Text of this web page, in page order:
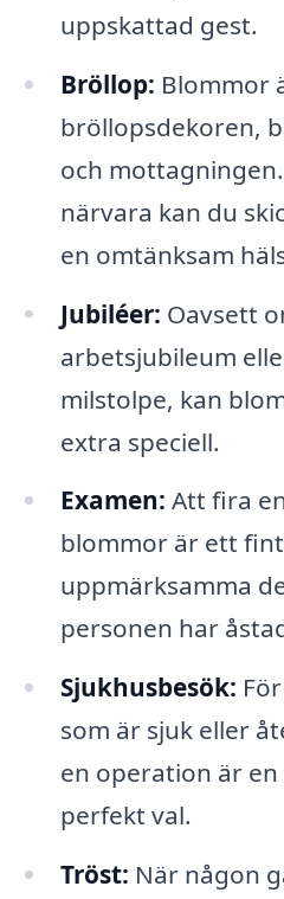
uppskattad gest.
Bröllop: Blommor
bröllopsdekoren,
och
närvara kan du
en omtänksam
Jubiléer: Oavsett
arbetsjubileum
milstolpe, kan
extra speciell.
Examen: Att fira
blommor är ett
uppmärksamma
personen har
Sjukhusbesök:
som är sjuk eller
en operation är
perfekt val.
Tröst: När någon